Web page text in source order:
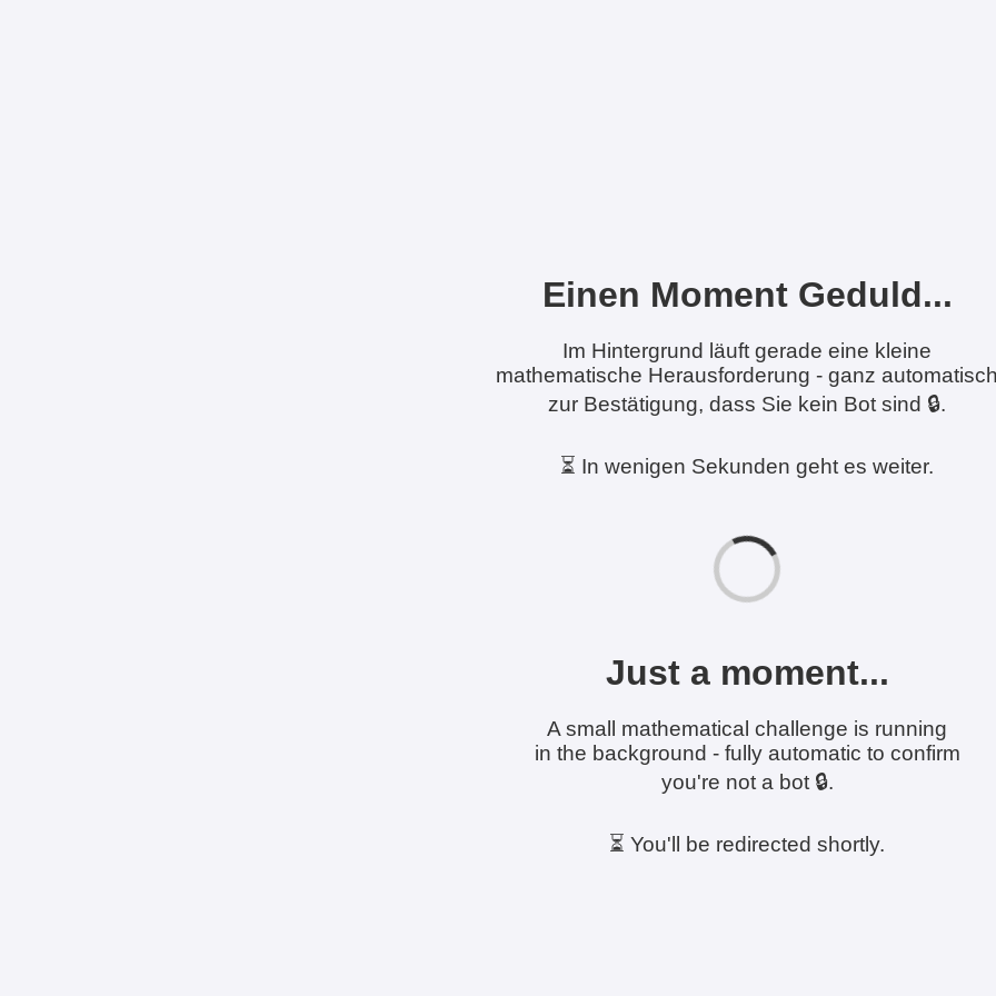
Einen Moment Geduld...
Im Hintergrund läuft gerade eine kleine
mathematische Herausforderung - ganz
zur Bestätigung, dass Sie kein Bot sind 🔒.
⏳ In wenigen Sekunden geht es weiter.
Just a moment...
A small mathematical challenge is running
in the background - fully automatic to confirm
you're not a bot 🔒.
⏳ You'll be redirected shortly.